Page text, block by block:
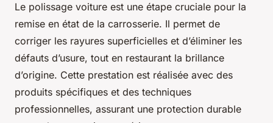
Le polissage voiture est une étape cruciale pour la
remise en état de la carrosserie. Il permet de
corriger les rayures superficielles et d’éliminer les
défauts d’usure, tout en restaurant la brillance
d’origine. Cette prestation est réalisée avec des
produits spécifiques et des techniques
professionnelles, assurant une protection durable